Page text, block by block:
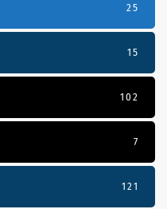
25
15
102
7
121